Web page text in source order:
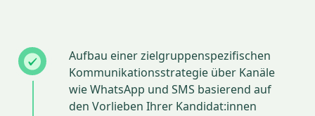
Aufbau einer zielgruppenspezifischen
Kommunikationsstrategie über Kanäle
wie WhatsApp und SMS basierend auf
den Vorlieben Ihrer Kandidat:innen